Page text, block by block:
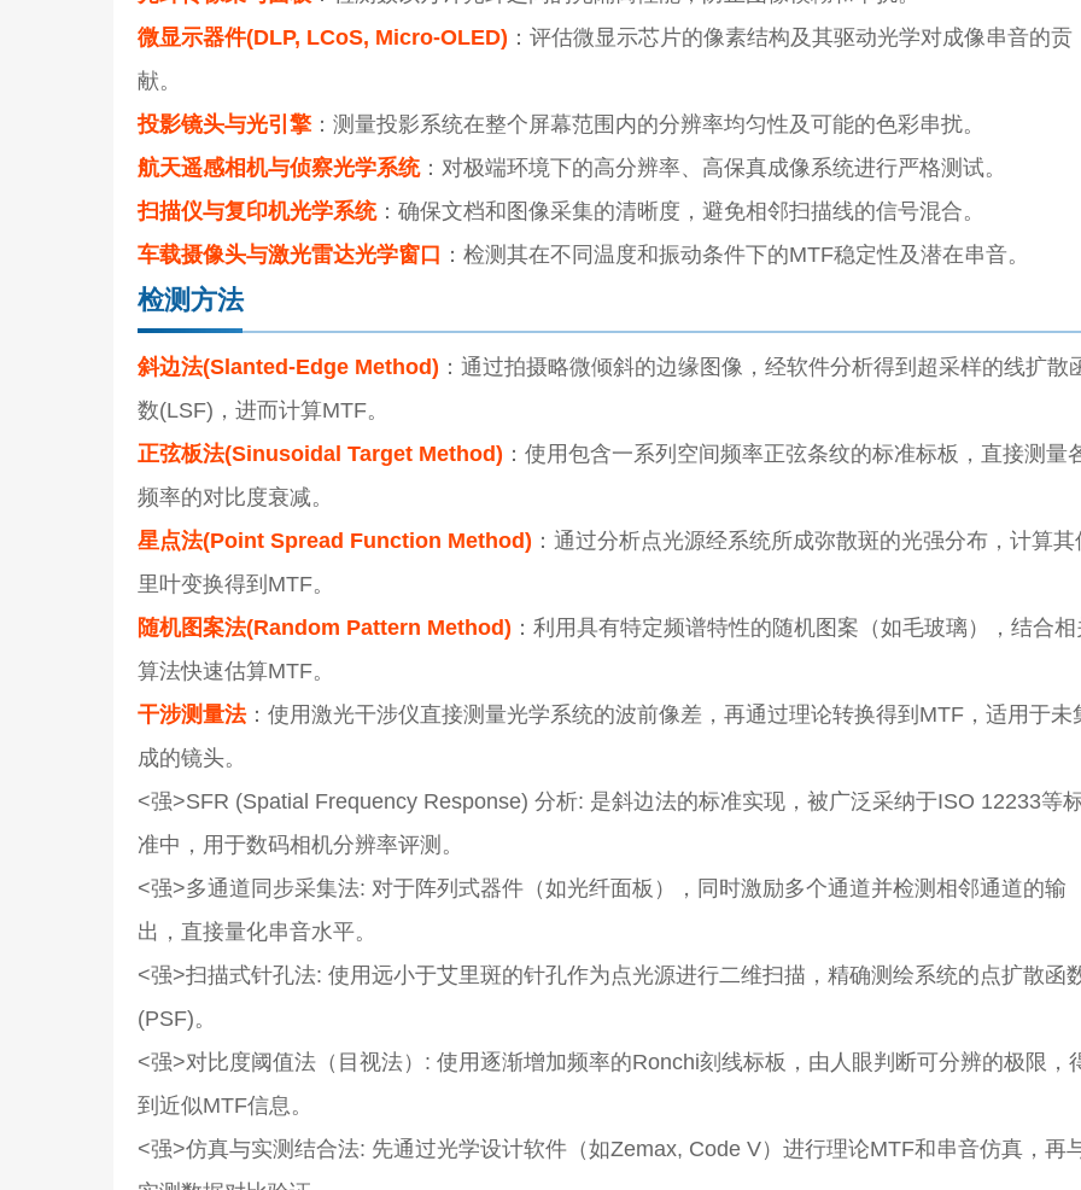
微显示器件(DLP, LCoS, Micro-OLED) ：评估微显示芯片的像素结构及其驱动光学对成像串音的贡
献。
投影镜头与光引擎：测量投影系统在整个屏幕范围内的分辨率均匀性及可能的色彩串扰。
航天遥感相机与侦察光学系统：对极端环境下的高分辨率、高保真成像系统进行严格测试。
扫描仪与复印机光学系统：确保文档和图像采集的清晰度，避免相邻扫描线的信号混合。
车载摄像头与激光雷达光学窗口 ：检测其在不同温度和振动条件下的MTF稳定性及潜在串音。
检测方法
斜边法(Slanted-Edge Method) ：通过拍摄略微倾斜的边缘图像，经软件分析得到超采样的线扩散
数(LSF)，进而计算MTF。
正弦板法(Sinusoidal Target Method) ：使用包含一系列空间频率正弦条纹的标准标板，直接测量
频率的对比度衰减。
星点法(Point Spread Function Method) ：通过分析点光源经系统所成弥散斑的光强分布，计算其
里叶变换得到MTF。
随机图案法(Random Pattern Method) ：利用具有特定频谱特性的随机图案（如毛玻璃），结合相
算法快速估算MTF。
干涉测量法：使用激光干涉仪直接测量光学系统的波前像差，再通过理论转换得到MTF，适用于未
成的镜头。
<强>SFR (Spatial Frequency Response) 分析: 是斜边法的标准实现，被广泛采纳于ISO 12233等
准中，用于数码相机分辨率评测。
<强>多通道同步采集法: 对于阵列式器件（如光纤面板），同时激励多个通道并检测相邻通道的输
出，直接量化串音水平。
<强>扫描式针孔法: 使用远小于艾里斑的针孔作为点光源进行二维扫描，精确测绘系统的点扩散函
(PSF)。
<强>对比度阈值法（目视法） : 使用逐渐增加频率的Ronchi刻线标板，由人眼判断可分辨的极限，
到近似MTF信息。
<强>仿真与实测结合法: 先通过光学设计软件（如Zemax, Code V）进行理论MTF和串音仿真，再